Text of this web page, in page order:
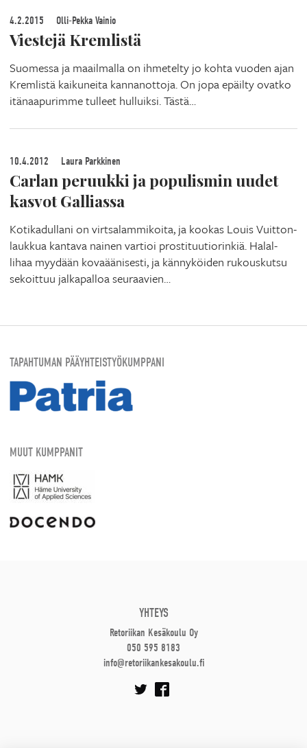
4.2.2015 Olli-Pekka Vainio
Viestejä Kremlistä
Suomessa ja maailmalla on ihmetelty jo kohta vuoden ajan
Kremlistä kaikuneita kannanottoja. On jopa epäilty ovatko
itänaapurimme tulleet hulluiksi. Tästä…
10.4.2012 Laura Parkkinen
Carlan peruukki ja populismin uudet
kasvot Galliassa
Kotikadullani on virtsalammikoita, ja kookas Louis Vuitton-
laukkua kantava nainen vartioi prostituutiorinkiä. Halal-
lihaa myydään kovaäänisesti, ja kännyköiden rukouskutsu
sekoittuu jalkapalloa seuraavien…
TAPAHTUMAN PÄÄYHTEISTYÖKUMPPANI
MUUT KUMPPANIT
YHTEYS
Retoriikan Kesäkoulu Oy
050 595 8183
info@retoriikankesakoulu.fi